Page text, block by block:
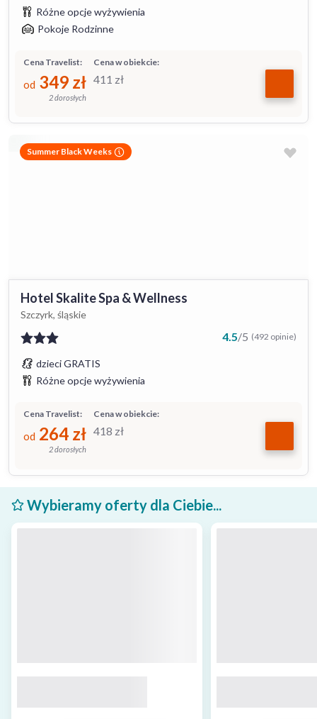
Różne opcje wyżywienia
Pokoje Rodzinne
Cena w obiekcie:
411 zł
Cena Travelist:
od 349 zł
2 dorosłych
Summer Black Weeks
Hotel Skalite Spa & Wellness
Szczyrk, śląskie
4.5/5 (492 opinie)
dzieci GRATIS
Różne opcje wyżywienia
Cena w obiekcie:
418 zł
Cena Travelist:
od 264 zł
2 dorosłych
Wybieramy oferty dla Ciebie...